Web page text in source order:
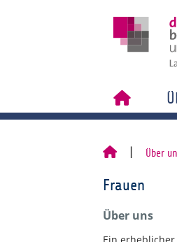
Über
Frauen
Über uns